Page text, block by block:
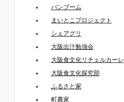
バンブーム
まいとこプロジェクト
シェアグリ
大阪出汁勉強会
大阪食文化リチェルカーレ
大阪食文化探究部
ふるさと家
町農家